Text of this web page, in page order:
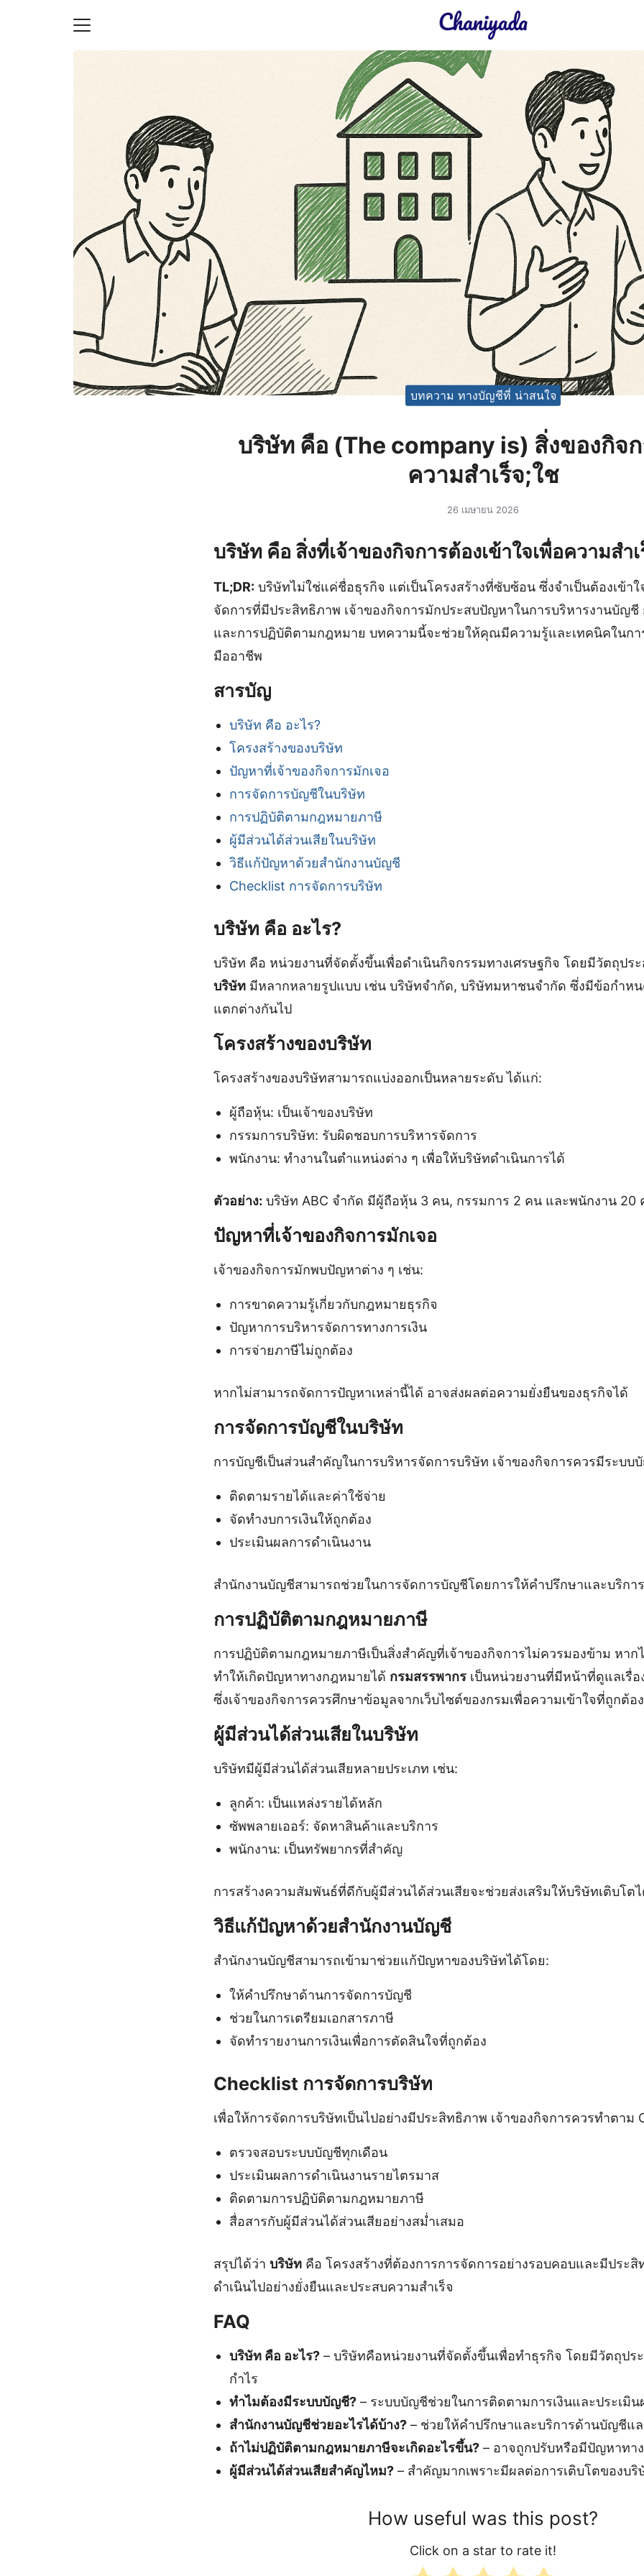
บทความ ทางบัญชีที่ น่าสนใจ
บริษัท คือ (The company is) สิ่งของกิจก
ความสำเร็จ;ใช
26 เมษายน 2026
บริษัท คือ สิ่งที่เจ้าของกิจการต้องเข้าใจเพื่อความสำ
TL;DR: บริษัทไม่ใช่แค่ชื่อธุรกิจ แต่เป็นโครงสร้างที่ซับซ้อน ซึ่งจำเป็นต้องเข้าใ
จัดการที่มีประสิทธิภาพ เจ้าของกิจการมักประสบปัญหาในการบริหารงานบัญชี
และการปฏิบัติตามกฎหมาย บทความนี้จะช่วยให้คุณมีความรู้และเทคนิคในกา
มืออาชีพ
สารบัญ
บริษัท คือ อะไร?
โครงสร้างของบริษัท
ปัญหาที่เจ้าของกิจการมักเจอ
การจัดการบัญชีในบริษัท
การปฏิบัติตามกฎหมายภาษี
ผู้มีส่วนได้ส่วนเสียในบริษัท
วิธีแก้ปัญหาด้วยสำนักงานบัญชี
Checklist การจัดการบริษัท
บริษัท คือ อะไร?
บริษัท คือ หน่วยงานที่จัดตั้งขึ้นเพื่อดำเนินกิจกรรมทางเศรษฐกิจ โดยมีวัตถุประ
บริษัท มีหลากหลายรูปแบบ เช่น บริษัทจำกัด, บริษัทมหาชนจำกัด ซึ่งมีข้อกำห
แตกต่างกันไป
โครงสร้างของบริษัท
โครงสร้างของบริษัทสามารถแบ่งออกเป็นหลายระดับ ได้แก่:
ผู้ถือหุ้น: เป็นเจ้าของบริษัท
กรรมการบริษัท: รับผิดชอบการบริหารจัดการ
พนักงาน: ทำงานในตำแหน่งต่าง ๆ เพื่อให้บริษัทดำเนินการได้
ตัวอย่าง: บริษัท ABC จำกัด มีผู้ถือหุ้น 3 คน, กรรมการ 2 คน และพนักงาน 20
ปัญหาที่เจ้าของกิจการมักเจอ
เจ้าของกิจการมักพบปัญหาต่าง ๆ เช่น:
การขาดความรู้เกี่ยวกับกฎหมายธุรกิจ
ปัญหาการบริหารจัดการทางการเงิน
การจ่ายภาษีไม่ถูกต้อง
หากไม่สามารถจัดการปัญหาเหล่านี้ได้ อาจส่งผลต่อความยั่งยืนของธุรกิจได้
การจัดการบัญชีในบริษัท
การบัญชีเป็นส่วนสำคัญในการบริหารจัดการบริษัท เจ้าของกิจการควรมีระบบ
ติดตามรายได้และค่าใช้จ่าย
จัดทำงบการเงินให้ถูกต้อง
ประเมินผลการดำเนินงาน
สำนักงานบัญชีสามารถช่วยในการจัดการบัญชีโดยการให้คำปรึกษาและบริก
การปฏิบัติตามกฎหมายภาษี
การปฏิบัติตามกฎหมายภาษีเป็นสิ่งสำคัญที่เจ้าของกิจการไม่ควรมองข้าม หาก
ทำให้เกิดปัญหาทางกฎหมายได้ กรมสรรพากร เป็นหน่วยงานที่มีหน้าที่ดูแลเรื่อ
ซึ่งเจ้าของกิจการควรศึกษาข้อมูลจากเว็บไซต์ของกรมเพื่อความเข้าใจที่ถูกต้อง
ผู้มีส่วนได้ส่วนเสียในบริษัท
บริษัทมีผู้มีส่วนได้ส่วนเสียหลายประเภท เช่น:
ลูกค้า: เป็นแหล่งรายได้หลัก
ซัพพลายเออร์: จัดหาสินค้าและบริการ
พนักงาน: เป็นทรัพยากรที่สำคัญ
การสร้างความสัมพันธ์ที่ดีกับผู้มีส่วนได้ส่วนเสียจะช่วยส่งเสริมให้บริษัทเติบโต
วิธีแก้ปัญหาด้วยสำนักงานบัญชี
สำนักงานบัญชีสามารถเข้ามาช่วยแก้ปัญหาของบริษัทได้โดย:
ให้คำปรึกษาด้านการจัดการบัญชี
ช่วยในการเตรียมเอกสารภาษี
จัดทำรายงานการเงินเพื่อการตัดสินใจที่ถูกต้อง
Checklist การจัดการบริษัท
เพื่อให้การจัดการบริษัทเป็นไปอย่างมีประสิทธิภาพ เจ้าของกิจการควรทำตาม
ตรวจสอบระบบบัญชีทุกเดือน
ประเมินผลการดำเนินงานรายไตรมาส
ติดตามการปฏิบัติตามกฎหมายภาษี
สื่อสารกับผู้มีส่วนได้ส่วนเสียอย่างสม่ำเสมอ
สรุปได้ว่า บริษัท คือ โครงสร้างที่ต้องการการจัดการอย่างรอบคอบและมีประสิ
ดำเนินไปอย่างยั่งยืนและประสบความสำเร็จ
FAQ
บริษัท คือ อะไร?– บริษัทคือหน่วยงานที่จัดตั้งขึ้นเพื่อทำธุรกิจ โดยมีวัตถุปร
กำไร
ทำไมต้องมีระบบบัญชี?– ระบบบัญชีช่วยในการติดตามการเงินและประเมิน
สำนักงานบัญชีช่วยอะไรได้บ้าง?– ช่วยให้คำปรึกษาและบริการด้านบัญชีแ
ถ้าไม่ปฏิบัติตามกฎหมายภาษีจะเกิดอะไรขึ้น?– อาจถูกปรับหรือมีปัญหาทา
ผู้มีส่วนได้ส่วนเสียสำคัญไหม?– สำคัญมากเพราะมีผลต่อการเติบโตของบริ
How useful was this post?
Click on a star to rate it!